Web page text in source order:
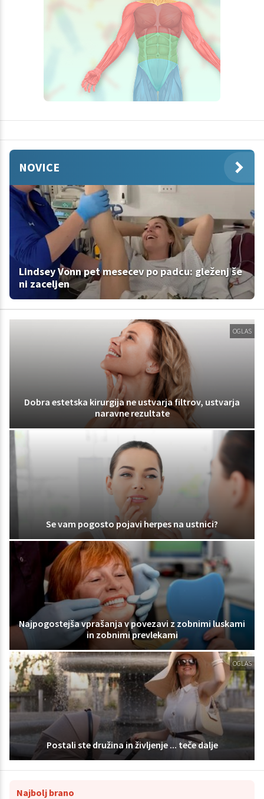
NOVICE
Lindsey Vonn pet mesecev po padcu: gleženj še
ni zaceljen
OGLAS
Dobra estetska kirurgija ne ustvarja filtrov, ustvarja
naravne rezultate
Se vam pogosto pojavi herpes na ustnici?
Najpogostejša vprašanja v povezavi z zobnimi luskami
in zobnimi prevlekami
OGLAS
Postali ste družina in življenje ... teče dalje
Najbolj brano